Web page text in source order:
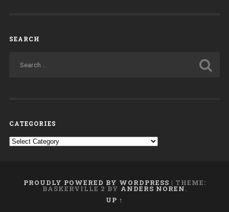
SEARCH
CATEGORIES
Categories
PROUDLY POWERED BY WORDPRESS | THEME:
BASKERVILLE 2 BY ANDERS NOREN.
UP ↑